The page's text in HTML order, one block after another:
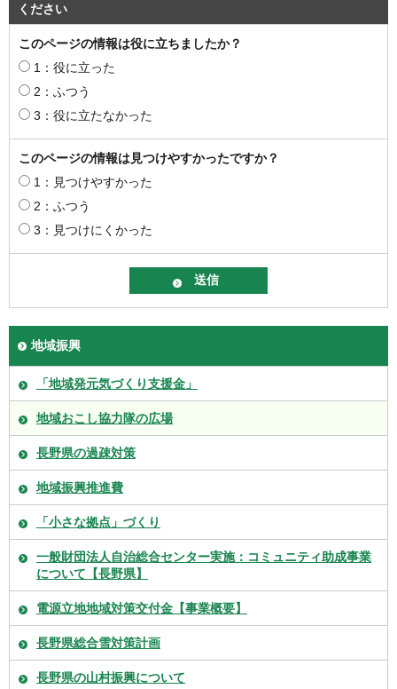
ください
このページの情報は役に立ちましたか？
1：役に立った
2：ふつう
3：役に立たなかった
このページの情報は見つけやすかったですか？
1：見つけやすかった
2：ふつう
3：見つけにくかった
地域振興
「地域発元気づくり支援金」
地域おこし協力隊の広場
長野県の過疎対策
地域振興推進費
「小さな拠点」づくり
一般財団法人自治総合センター実施：コミュニティ助成事業
について【長野県】
電源立地地域対策交付金【事業概要】
長野県総合雪対策計画
長野県の山村振興について